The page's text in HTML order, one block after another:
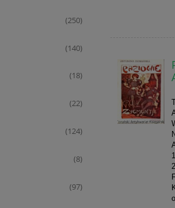
(250)
(140)
(18)
(22)
(124)
(8)
(97)